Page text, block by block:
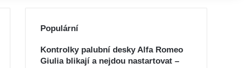
Populární
Kontrolky palubní desky Alfa Romeo
Giulia blikají a nejdou nastartovat –